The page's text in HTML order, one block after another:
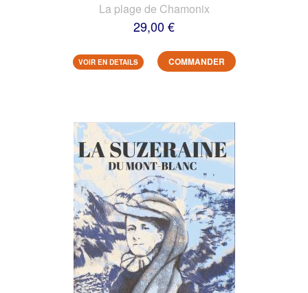
La plage de Chamonix
29,00 €
VOIR EN DETAILS COMMANDER